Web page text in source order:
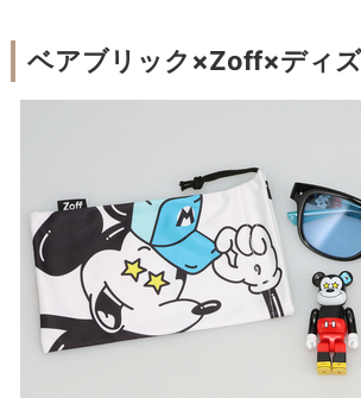
ベアブリック×Zoff×ディ